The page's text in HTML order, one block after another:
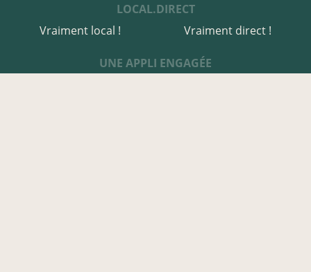
LOCAL.DIRECT
Vraiment local !
Vraiment direct !
UNE APPLI ENGAGÉE